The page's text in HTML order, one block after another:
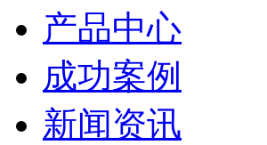
产品中心
成功案例
新闻资讯